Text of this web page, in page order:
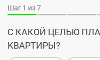
Шаг 1 из 7
С КАКОЙ ЦЕЛЬЮ
КВАРТИРЫ?